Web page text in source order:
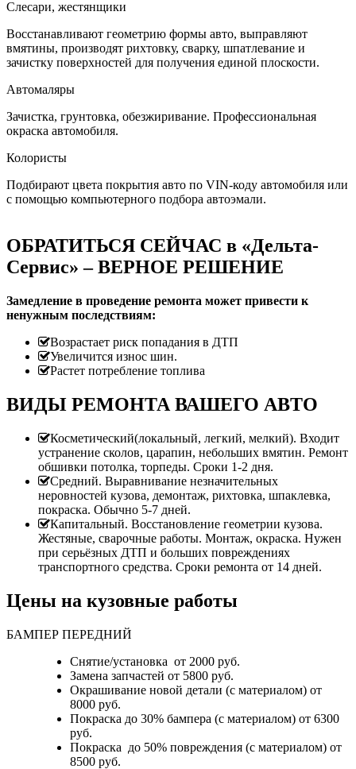
Слесари, жестянщики
Восстанавливают геометрию формы авто, выправляют
вмятины, производят рихтовку, сварку, шпатлевание и
зачистку поверхностей для получения единой плоскости.
Автомаляры
Зачистка, грунтовка, обезжиривание. Профессиональная
окраска автомобиля.
Колористы
Подбирают цвета покрытия авто по VIN-коду автомобиля или
с помощью компьютерного подбора автоэмали.
ОБРАТИТЬСЯ СЕЙЧАС в «Дельта-
Сервис» – ВЕРНОЕ РЕШЕНИЕ
Замедление в проведение ремонта может привести к
ненужным последствиям:
Возрастает риск попадания в ДТП
Увеличится износ шин.
Растет потребление топлива
ВИДЫ РЕМОНТА ВАШЕГО АВТО
Косметический(локальный, легкий, мелкий). Входит
устранение сколов, царапин, небольших вмятин. Ремонт
обшивки потолка, торпеды. Сроки 1-2 дня.
Средний. Выравнивание незначительных
неровностей кузова, демонтаж, рихтовка, шпаклевка,
покраска. Обычно 5-7 дней.
Капитальный. Восстановление геометрии кузова.
Жестяные, сварочные работы. Монтаж, окраска. Нужен
при серьёзных ДТП и больших повреждениях
транспортного средства. Сроки ремонта от 14 дней.
Цены на кузовные работы
БАМПЕР ПЕРЕДНИЙ
Снятие/установка от 2000 руб.
Замена запчастей от 5800 руб.
Окрашивание новой детали (с материалом) от
8000 руб.
Покраска до 30% бампера (с материалом) от 6300
руб.
Покраска до 50% повреждения (с материалом) от
8500 руб.